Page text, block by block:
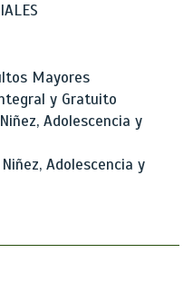
Mayores
y Gratuito
Adolescencia y
Adolescencia y